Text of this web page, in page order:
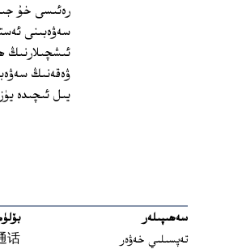
رەئىسى خۇ
سەۋەبىنى
ئىشچىلارنىڭ
ۋەقەنىڭ
يىل ئىچىدە
سەھىپىلەر
تەپسىلىي خەۋەر
话